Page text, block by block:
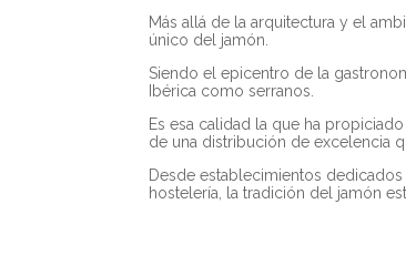
Más allá de la arquitectura y el
único del jamón.
Siendo el epicentro de la
Ibérica como serranos.
Es esa calidad la que ha
de una distribución de excelencia
Desde establecimientos dedicados
hostelería, la tradición del jamón